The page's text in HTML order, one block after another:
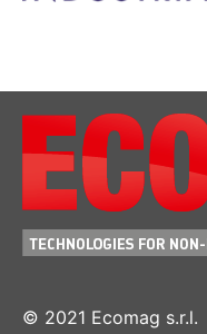
© 2021 Ecomag s.r.l.